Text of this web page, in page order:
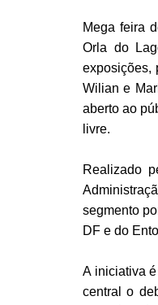
Mega feira
Orla do
exposições,
Wilian e
aberto ao
livre.
Realizado
segmento
DF e do
A iniciativa
central o